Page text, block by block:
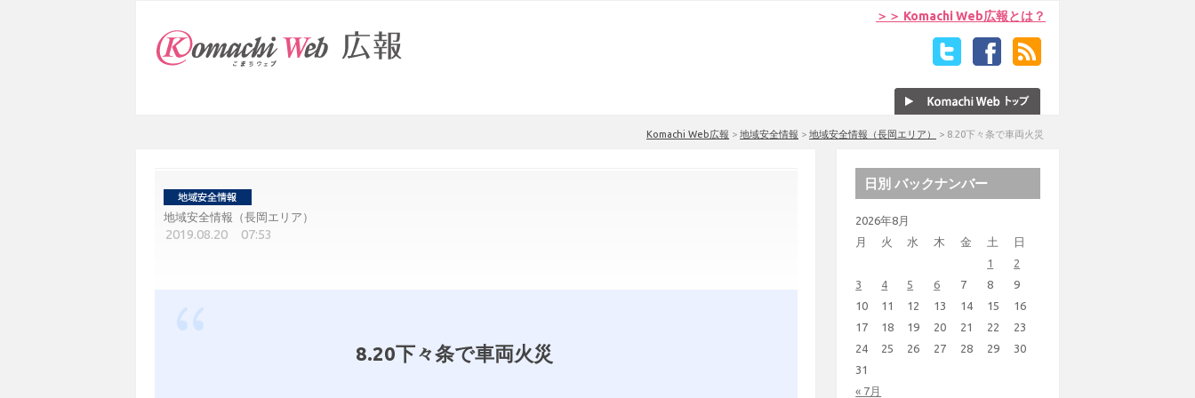
＞＞ Komachi Web広報とは？
Komachi Web広報 > 地域安全情報 > 地域安全情報（長岡エリア） > 8.20下々条で車両火災
地域安全情報（長岡エリア）
2019.08.20 07:53
8.20下々条で車両火災
日別 バックナンバー
2026年8月
月
火 水 木 金 土 日
« 7月
1
2
3
4 5 6 7 8
9
10
11 12 13 14 15
16
17
18 19 20 21 22
23
24
25 26 27 28 29
30
31